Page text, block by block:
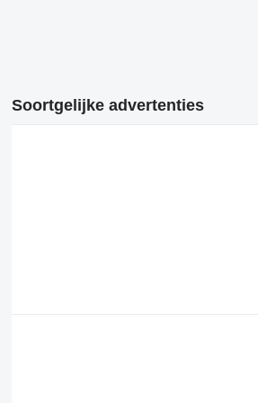
Soortgelijke advertenties